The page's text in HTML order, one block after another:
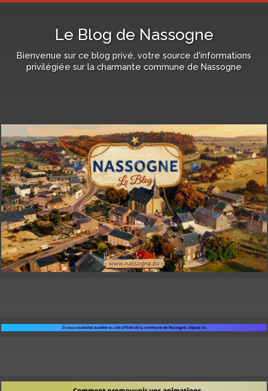
Le Blog de Nassogne
Bienvenue sur ce blog privé, votre source d'informations
privilégiée sur la charmante commune de Nassogne